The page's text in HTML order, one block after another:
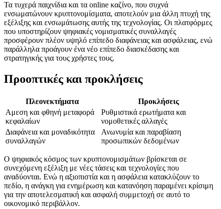
Τα τυχερά παιχνίδια και τα online καζίνο, που συχνά
ενσωματώνουν κρυπτονομίσματα, αποτελούν μια άλλη πτυχή της
εξέλιξης και ενσωμάτωσης αυτής της τεχνολογίας. Οι πλατφόρμες
που υποστηρίζουν ψηφιακές νομισματικές συναλλαγές
προσφέρουν πλέον υψηλό επίπεδο διαφάνειας και ασφάλειας, ενώ
παράλληλα προάγουν ένα νέο επίπεδο διασκέδασης και
στρατηγικής για τους χρήστες τους.
Προοπτικές και προκλήσεις
Πλεονεκτήματα
Προκλήσεις
Αμεση και φθηνή μεταφορά
κεφαλαίων
Ρυθμιστικά ερωτήματα και
νομοθετικές αλλαγές
Διαφάνεια και μοναδικότητα
συναλλαγών
Ανωνυμία και παραβίαση
προσωπικών δεδομένων
Ο ψηφιακός κόσμος των κρυπτονομισμάτων βρίσκεται σε
συνεχόμενη εξέλιξη με νέες τάσεις και τεχνολογίες που
αναδύονται. Ενώ η αξιοπιστία και η ασφάλεια κατακλύζουν το
πεδίο, η ανάγκη για ενημέρωση και κατανόηση παραμένει κρίσιμη
για την αποτελεσματική και ασφαλή συμμετοχή σε αυτό το
οικονομικό περιβάλλον.